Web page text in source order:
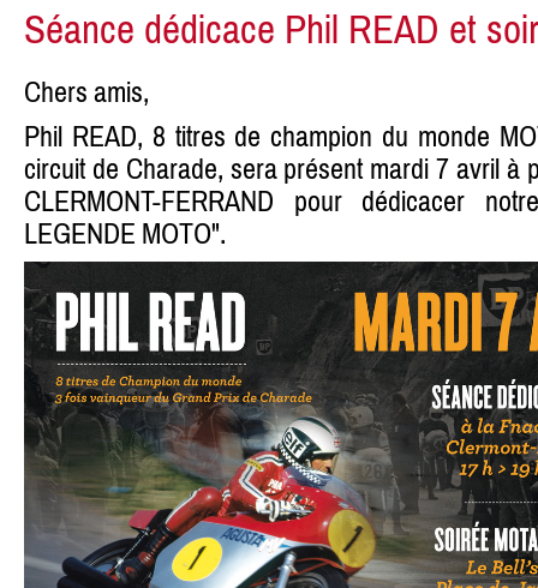
Séance dédicace Phil READ et
Chers amis,
Phil READ, 8 titres de champion du monde
circuit de Charade, sera présent mardi 7 avril à
CLERMONT-FERRAND pour dédicacer
LEGENDE MOTO".